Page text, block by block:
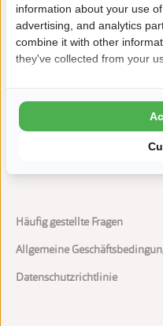
Spielbauernhof mit
und im Wasser
Strand und
Hunde sind herzlich
Stellplätze,
Häufig gestellte Fragen
Allgemeine
Datenschutzrichtlinie
information about your use
advertising, and analytics
combine it with other
they've collected from your